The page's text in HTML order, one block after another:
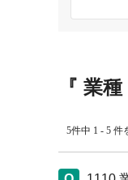
『 業
5件中 1 - 5 件